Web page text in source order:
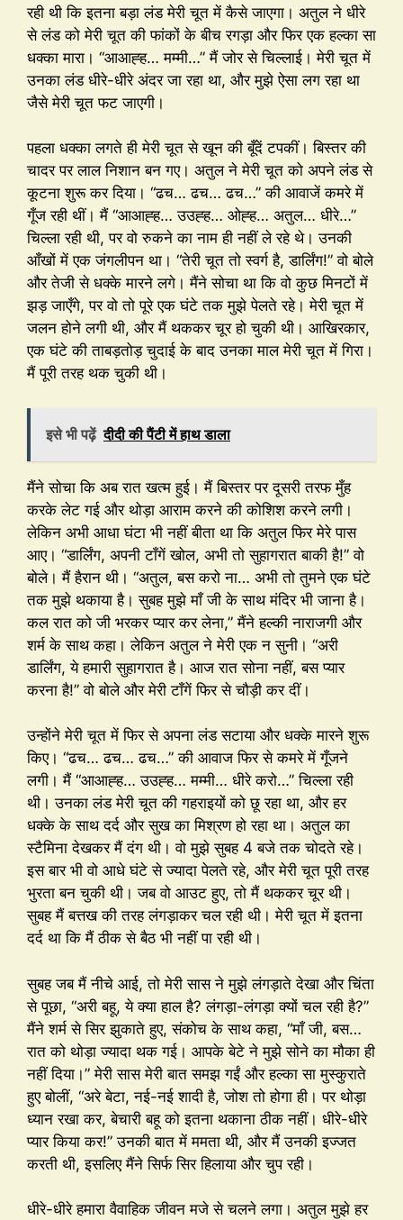
रही थी कि इतना बड़ा लंड मेरी चूत में कैसे जाएगा। अतुल ने धीरे
से लंड को मेरी चूत की फांकों के बीच रगड़ा और फिर एक हल्का सा
धक्का मारा। “आआह्ह… मम्मी…” मैं जोर से चिल्लाई। मेरी चूत में
उनका लंड धीरे-धीरे अंदर जा रहा था, और मुझे ऐसा लग रहा था
जैसे मेरी चूत फट जाएगी।
पहला धक्का लगते ही मेरी चूत से खून की बूँदें टपकीं। बिस्तर की
चादर पर लाल निशान बन गए। अतुल ने मेरी चूत को अपने लंड से
कूटना शुरू कर दिया। “ढच… ढच… ढच…” की आवाजें कमरे में
गूँज रही थीं। मैं “आआह्ह… उउह्ह… ओह्ह… अतुल… धीरे…”
चिल्ला रही थी, पर वो रुकने का नाम ही नहीं ले रहे थे। उनकी
आँखों में एक जंगलीपन था। “तेरी चूत तो स्वर्ग है, डार्लिंग!” वो बोले
और तेजी से धक्के मारने लगे। मैंने सोचा था कि वो कुछ मिनटों में
झड़ जाएँगे, पर वो तो पूरे एक घंटे तक मुझे पेलते रहे। मेरी चूत में
जलन होने लगी थी, और मैं थककर चूर हो चुकी थी। आखिरकार,
एक घंटे की ताबड़तोड़ चुदाई के बाद उनका माल मेरी चूत में गिरा।
मैं पूरी तरह थक चुकी थी।
इसे भी पढ़ें दीदी की पैंटी में हाथ डाला
मैंने सोचा कि अब रात खत्म हुई। मैं बिस्तर पर दूसरी तरफ मुँह
करके लेट गई और थोड़ा आराम करने की कोशिश करने लगी।
लेकिन अभी आधा घंटा भी नहीं बीता था कि अतुल फिर मेरे पास
आए। “डार्लिंग, अपनी टाँगें खोल, अभी तो सुहागरात बाकी है!” वो
बोले। मैं हैरान थी। “अतुल, बस करो ना… अभी तो तुमने एक घंटे
तक मुझे थकाया है। सुबह मुझे माँ जी के साथ मंदिर भी जाना है।
कल रात को जी भरकर प्यार कर लेना,” मैंने हल्की नाराजगी और
शर्म के साथ कहा। लेकिन अतुल ने मेरी एक न सुनी। “अरी
डार्लिंग, ये हमारी सुहागरात है। आज रात सोना नहीं, बस प्यार
करना है!” वो बोले और मेरी टाँगें फिर से चौड़ी कर दीं।
उन्होंने मेरी चूत में फिर से अपना लंड सटाया और धक्के मारने शुरू
किए। “ढच… ढच… ढच…” की आवाज फिर से कमरे में गूँजने
लगी। मैं “आआह्ह… उउह्ह… मम्मी… धीरे करो…” चिल्ला रही
थी। उनका लंड मेरी चूत की गहराइयों को छू रहा था, और हर
धक्के के साथ दर्द और सुख का मिश्रण हो रहा था। अतुल का
स्टैमिना देखकर मैं दंग थी। वो मुझे सुबह 4 बजे तक चोदते रहे।
इस बार भी वो आधे घंटे से ज्यादा पेलते रहे, और मेरी चूत पूरी तरह
भुरता बन चुकी थी। जब वो आउट हुए, तो मैं थककर चूर थी।
सुबह मैं बत्तख की तरह लंगड़ाकर चल रही थी। मेरी चूत में इतना
दर्द था कि मैं ठीक से बैठ भी नहीं पा रही थी।
सुबह जब मैं नीचे आई, तो मेरी सास ने मुझे लंगड़ाते देखा और चिंता
से पूछा, “अरी बहू, ये क्या हाल है? लंगड़ा-लंगड़ा क्यों चल रही है?”
मैंने शर्म से सिर झुकाते हुए, संकोच के साथ कहा, “माँ जी, बस…
रात को थोड़ा ज्यादा थक गई। आपके बेटे ने मुझे सोने का मौका ही
नहीं दिया।” मेरी सास मेरी बात समझ गईं और हल्का सा मुस्कुराते
हुए बोलीं, “अरे बेटा, नई-नई शादी है, जोश तो होगा ही। पर थोड़ा
ध्यान रखा कर, बेचारी बहू को इतना थकाना ठीक नहीं। धीरे-धीरे
प्यार किया कर!” उनकी बात में ममता थी, और मैं उनकी इज्जत
करती थी, इसलिए मैंने सिर्फ सिर हिलाया और चुप रही।
धीरे-धीरे हमारा वैवाहिक जीवन मजे से चलने लगा। अतुल मुझे हर